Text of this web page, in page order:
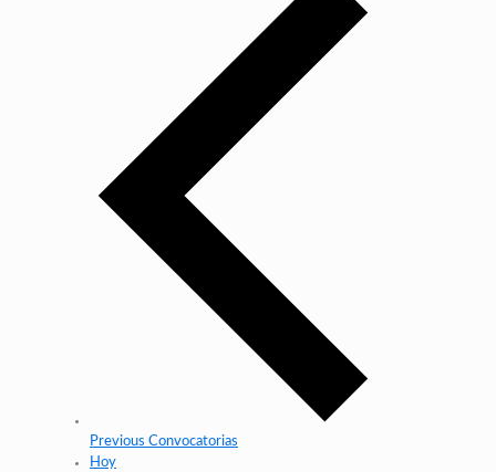
Previous Convocatorias
Hoy